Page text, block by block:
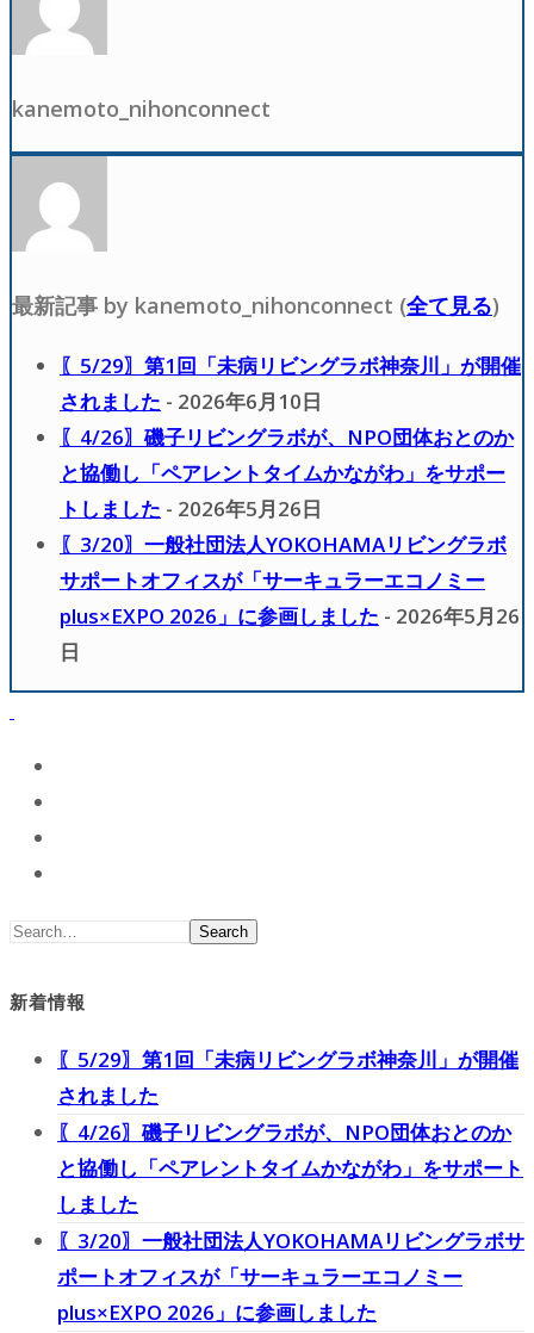
kanemoto_nihonconnect
最新記事 by kanemoto_nihonconnect (全て見る)
〖5/29〗第1回「未病リビングラボ神奈川」が開催
されました - 2026年6月10日
〖4/26〗磯子リビングラボが、NPO団体おとのか
と協働し「ペアレントタイムかながわ」をサポー
トしました - 2026年5月26日
〖3/20〗一般社団法人YOKOHAMAリビングラボ
サポートオフィスが「サーキュラーエコノミー
plus×EXPO 2026」に参画しました - 2026年5月26
日
Search
新着情報
〖5/29〗第1回「未病リビングラボ神奈川」が開催
されました
〖4/26〗磯子リビングラボが、NPO団体おとのか
と協働し「ペアレントタイムかながわ」をサポート
しました
〖3/20〗一般社団法人YOKOHAMAリビングラボサ
ポートオフィスが「サーキュラーエコノミー
plus×EXPO 2026」に参画しました